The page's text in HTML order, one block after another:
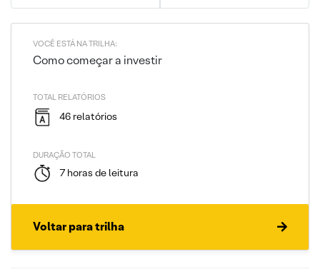
VOCÊ ESTÁ NA TRILHA:
Como começar a investir
TOTAL RELATÓRIOS
46 relatórios
DURAÇÃO TOTAL
7 horas de leitura
Voltar para trilha